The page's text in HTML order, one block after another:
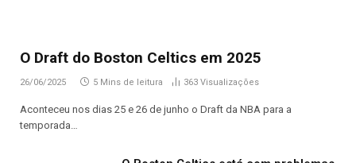
O Draft do Boston Celtics em 2025
26/06/2025 5 Mins de leitura 363 Visualizações
Aconteceu nos dias 25 e 26 de junho o Draft da NBA para a
temporada…